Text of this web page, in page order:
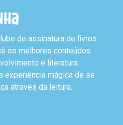
de assinatura de livros
os melhores conteúdos
e literatura
experiência mágica de se
através da leitura.